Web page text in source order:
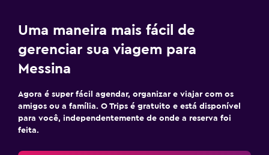
Área de trabalho
Fax/fotocopiadora
Escrivaninha
Uma maneira mais fácil de
gerenciar sua viagem para
Messina
Agora é super fácil agendar, organizar e viajar com os
amigos ou a família. O Trips é gratuito e está disponível
para você, independentemente de onde a reserva foi
feita.